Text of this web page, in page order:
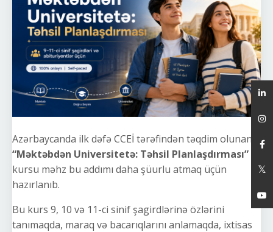
Azərbaycanda ilk dəfə CCEİ tərəfindən təqdim olunan
“Məktəbdən Universitetə: Təhsil Planlaşdırması”
kursu məhz bu addımı daha şüurlu atmaq üçün
hazırlanıb.
Bu kurs 9, 10 və 11-ci sinif şagirdlərinə özlərini
tanımaqda, maraq və bacarıqlarını anlamaqda, ixtisas